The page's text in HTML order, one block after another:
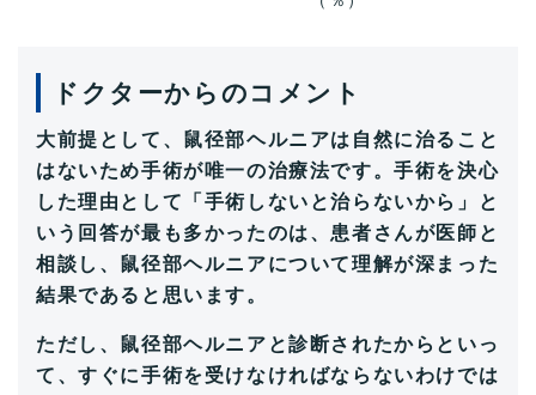
ドクターからのコメント
大前提として、鼠径部ヘルニアは自然に治ること
はないため手術が唯一の治療法です。手術を決心
した理由として「手術しないと治らないから」と
いう回答が最も多かったのは、患者さんが医師と
相談し、鼠径部ヘルニアについて理解が深まった
結果であると思います。
ただし、鼠径部ヘルニアと診断されたからといっ
て、すぐに手術を受けなければならないわけでは